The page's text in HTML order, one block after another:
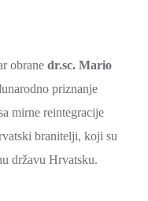
obrane dr.sc. Mario
priznanje
mirne reintegracije
branitelji, koji su
državu Hrvatsku.